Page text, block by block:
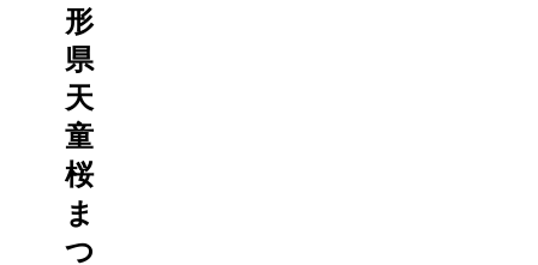
形
県
天
童
桜
ま
つ